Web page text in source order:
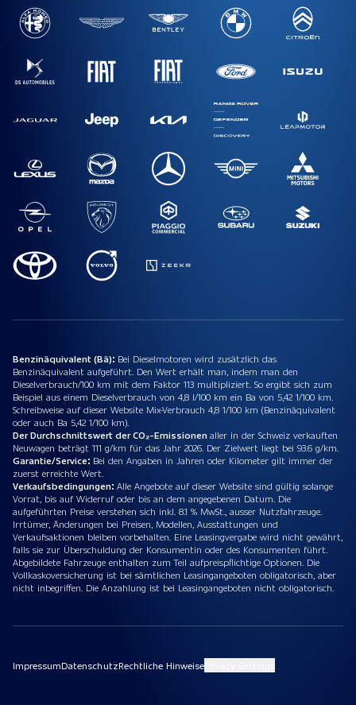
Benzinäquivalent (Bä): Bei Dieselmotoren wird zusätzlich das
Benzinäquivalent aufgeführt. Den Wert erhält man, indem man den
Dieselverbrauch/100 km mit dem Faktor 113 multipliziert. So ergibt sich zum
Beispiel aus einem Dieselverbrauch von 4,8 l/100 km ein Ba von 5,42 1/100 km.
Schreibweise auf dieser Website Mix-Verbrauch 4,8 1/100 km (Benzinäquivalent
oder auch Ba 5,42 1/100 km).
Der Durchschnittswert der CO₂-Emissionenaller in der Schweiz verkauften
Neuwagen beträgt 111 g/km für das Jahr 2026. Der Zielwert liegt bei 93.6 g/km.
Garantie/Service: Bei den Angaben in Jahren oder Kilometer gilt immer der
zuerst erreichte Wert.
Verkaufsbedingungen: Alle Angebote auf dieser Website sind gültig solange
Vorrat, bis auf Widerruf oder bis an dem angegebenen Datum. Die
aufgeführten Preise verstehen sich inkl. 8.1 % MwSt., ausser Nutzfahrzeuge.
Irrtümer, Änderungen bei Preisen, Modellen, Ausstattungen und
Verkaufsaktionen bleiben vorbehalten. Eine Leasingvergabe wird nicht gewährt,
falls sie zur Überschuldung der Konsumentin oder des Konsumenten führt.
Abgebildete Fahrzeuge enthalten zum Teil aufpreispflichtige Optionen. Die
Vollkaskoversicherung ist bei sämtlichen Leasingangeboten obligatorisch, aber
nicht inbegriffen. Die Anzahlung ist bei Leasingangeboten nicht obligatorisch.
ImpressumDatenschutzRechtliche Hinweise